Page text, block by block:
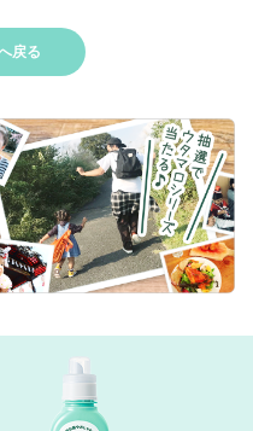
戻る